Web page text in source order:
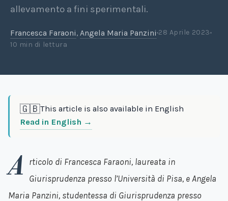
allevamento a fini sperimentali.
Francesca Faraoni, Angela Maria Panzini 28 Aprile 2023
10 min di lettura
🇬🇧This article is also available in English
Read in English →
A
rticolo di Francesca Faraoni, laureata in
Giurisprudenza presso l’Università di Pisa, e Angela
Maria Panzini, studentessa di Giurisprudenza presso